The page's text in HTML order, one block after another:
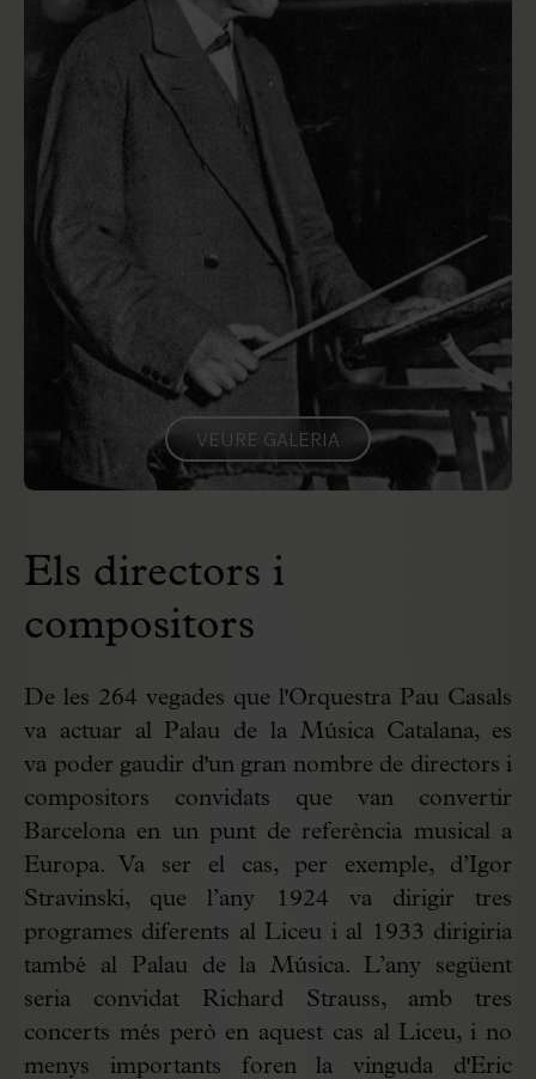
VEURE GALERIA
Els directors i
compositors
De les 264 vegades que l'Orquestra Pau Casals
va actuar al Palau de la Música Catalana, es
va poder gaudir d'un gran nombre de directors i
compositors convidats que van convertir
Barcelona en un punt de referència musical a
Europa. Va ser el cas, per exemple, d’Igor
Stravinski, que l’any 1924 va dirigir tres
programes diferents al Liceu i al 1933 dirigiria
també al Palau de la Música. L’any següent
seria convidat Richard Strauss, amb tres
concerts més però en aquest cas al Liceu, i no
menys importants foren la vinguda d'Eric